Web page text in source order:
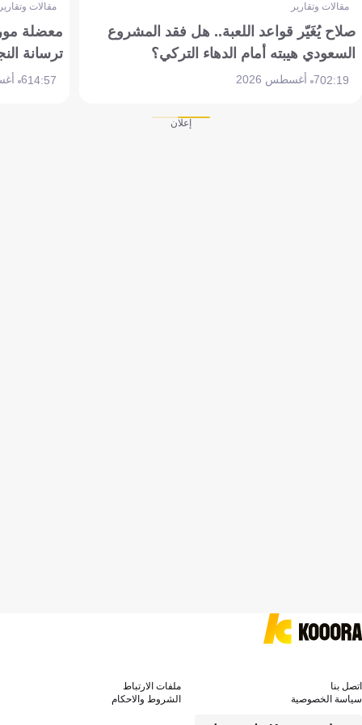
مقالات وتقارير
صلاح يُغَيّر قواعد اللعبة.. هل فقد المشروع
السعودي هيبته أمام الدهاء التركي؟
02:197 أغسطس 2026
مقالات
معضلة
ترسانة
14:576 أغسطس 2026
إعلان
اتصل بنا
ملفات الارتباط
سياسة الخصوصية
الشروط والاحكام